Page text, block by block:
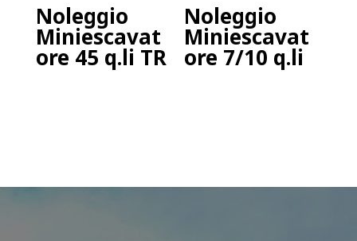
Noleggio
Miniescavat
ore 45 q.li TR
Noleggio
Miniescavat
ore 7/10 q.li